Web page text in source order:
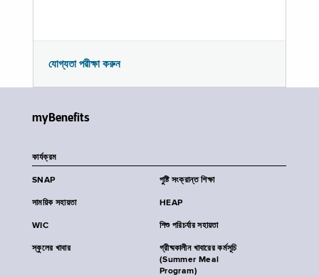
যোগ্যতা পরীক্ষা করুন
myBenefits
কার্যক্রম
SNAP পুষ্টি সংক্রান্ত শিক্ষা
সাময়িক সহায়তা HEAP
WIC শিশু পরিচর্যার সহায়তা
স্কুলের খাবার
গ্রীষ্মকালীন খাবারের কর্মসূচি
(Summer Meal
Program)